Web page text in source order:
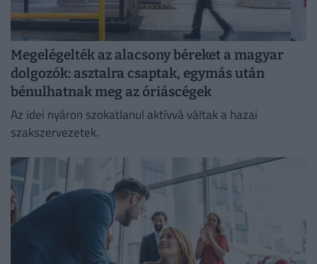
Megelégelték az alacsony béreket a magyar
dolgozók: asztalra csaptak, egymás után
bénulhatnak meg az óriáscégek
Az idei nyáron szokatlanul aktívvá váltak a hazai
szakszervezetek.